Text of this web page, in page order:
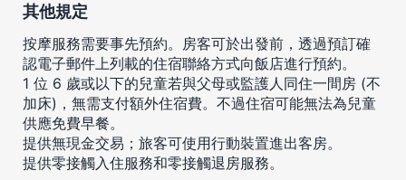
其他規定
按摩服務需要事先預約。房客可於出發前，透過預訂確
認電子郵件上列載的住宿聯絡方式向飯店進行預約。
1 位 6 歲或以下的兒童若與父母或監護人同住一間房 (不
加床)，無需支付額外住宿費。不過住宿可能無法為兒童
供應免費早餐。
提供無現金交易；旅客可使用行動裝置進出客房。
提供零接觸入住服務和零接觸退房服務。